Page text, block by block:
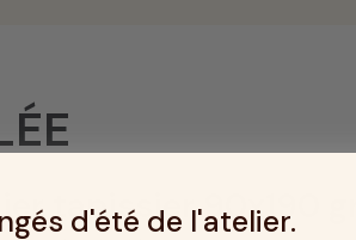
tapissier 90x190
d'été de l'atelier.